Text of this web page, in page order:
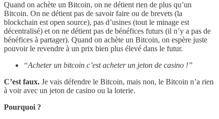
Quand on achète un Bitcoin, on ne détient rien de plus qu’un
Bitcoin. On ne détient pas de savoir faire ou de brevets (la
blockchain est open source), pas d’usines (tout le minage est
décentralisé) et on ne détient pas de bénéfices futurs (il n’y a pas de
bénéfices à partager). Quand on achète un Bitcoin, on espère juste
pouvoir le revendre à un prix bien plus élevé dans le futur.
“Acheter un bitcoin c’est acheter un jeton de casino !”
C’est faux. Je vais défendre le Bitcoin, mais non, le Bitcoin n’a rien
à voir avec un jeton de casino ou la loterie.
Pourquoi ?